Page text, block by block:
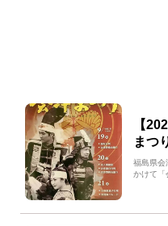
【
まつ
は？
う！
福島県会
かけて「